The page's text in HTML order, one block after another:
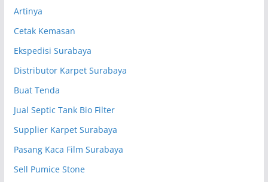
Artinya
Cetak Kemasan
Ekspedisi Surabaya
Distributor Karpet Surabaya
Buat Tenda
Jual Septic Tank Bio Filter
Supplier Karpet Surabaya
Pasang Kaca Film Surabaya
Sell Pumice Stone